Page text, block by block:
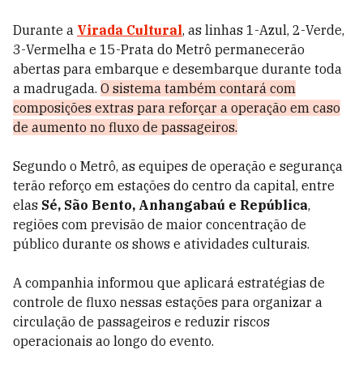
Durante a Virada Cultural, as linhas 1-Azul, 2-Verde,
3-Vermelha e 15-Prata do Metrô permanecerão
abertas para embarque e desembarque durante toda
a madrugada. O sistema também contará com
composições extras para reforçar a operação em caso
de aumento no fluxo de passageiros.
Segundo o Metrô, as equipes de operação e segurança
terão reforço em estações do centro da capital, entre
elas Sé, São Bento, Anhangabaú e República,
regiões com previsão de maior concentração de
público durante os shows e atividades culturais.
A companhia informou que aplicará estratégias de
controle de fluxo nessas estações para organizar a
circulação de passageiros e reduzir riscos
operacionais ao longo do evento.